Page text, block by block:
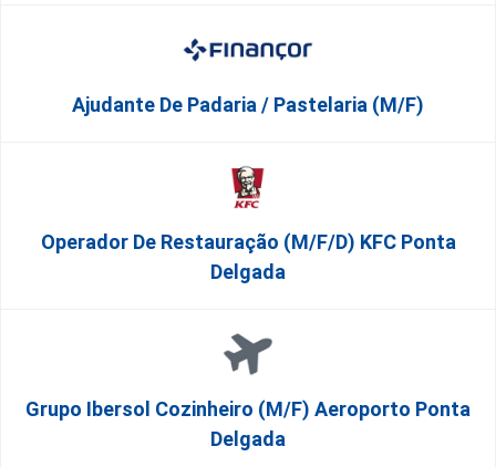
Ajudante De Padaria / Pastelaria (M/F)
Operador De Restauração (m/f/d) KFC Ponta
Delgada
Grupo Ibersol Cozinheiro (m/f) Aeroporto Ponta
Delgada